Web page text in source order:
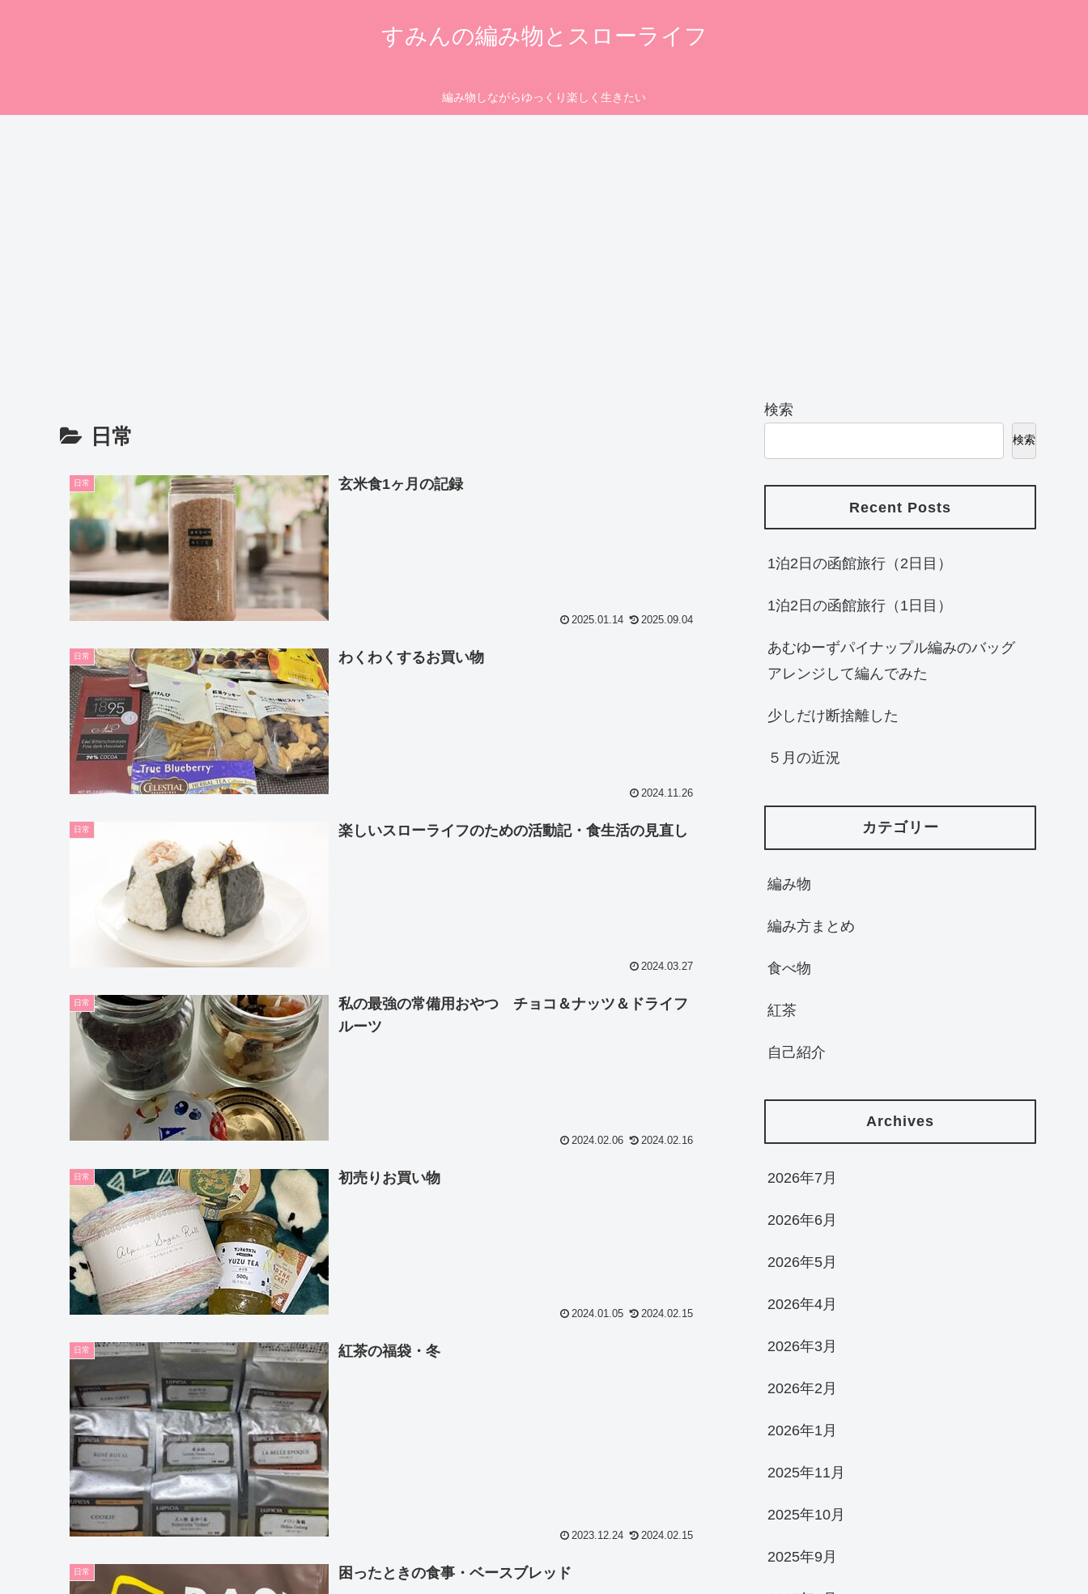
すみんの編み物とスローライフ
編み物しながらゆっくり楽しく生きたい
日常
日常 玄米食1ヶ月の記録
2025.01.14 2025.09.04
日常 わくわくするお買い物
2024.11.26
日常 楽しいスローライフのための活動記・食生活の見直し
2024.03.27
日常
私の最強の常備用おやつ チョコ＆ナッツ＆ドライフ
ルーツ
2024.02.06 2024.02.16
日常 初売りお買い物
2024.01.05 2024.02.15
日常 紅茶の福袋・冬
2023.12.24 2024.02.15
日常 困ったときの食事・ベースブレッド
検索
検索
Recent Posts
1泊2日の函館旅行（2日目）
1泊2日の函館旅行（1日目）
あむゆーずパイナップル編みのバッグ
アレンジして編んでみた
少しだけ断捨離した
５月の近況
カテゴリー
編み物
編み方まとめ
食べ物
紅茶
自己紹介
Archives
2026年7月
2026年6月
2026年5月
2026年4月
2026年3月
2026年2月
2026年1月
2025年11月
2025年10月
2025年9月